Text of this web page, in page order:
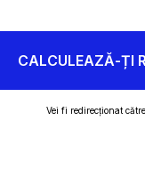
CALCULEAZĂ-ȚI
Vei fi redirecționat